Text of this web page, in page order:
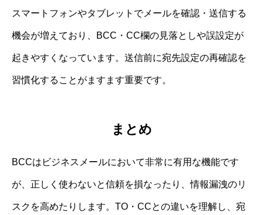
スマートフォンやタブレットでメールを確認・送信する
機会が増えており、BCC・CC欄の見落としや誤設定が
起きやすくなっています。送信前に宛先設定の再確認を
習慣化することがますます重要です。
まとめ
BCCはビジネスメールにおいて非常に有用な機能です
が、正しく使わないと信頼を損なったり、情報漏洩のリ
スクを高めたりします。TO・CCとの違いを理解し、宛